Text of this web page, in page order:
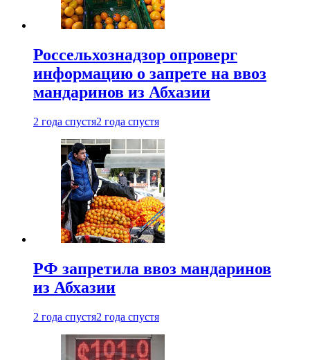
Россельхознадзор опроверг
информацию о запрете на ввоз
мандаринов из Абхазии
2 года спустя2 года спустя
РФ запретила ввоз мандаринов
из Абхазии
2 года спустя2 года спустя